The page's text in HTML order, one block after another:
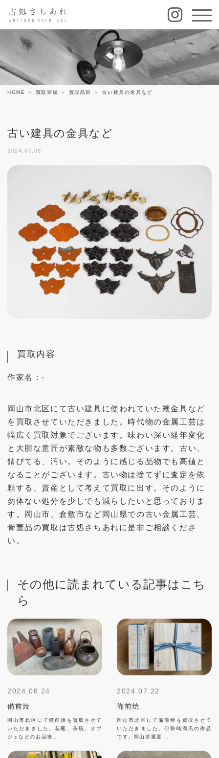
HOME 買取実績 買取品目 古い建具の金具など
古い建具の金具など
2024.07.05
買取内容
作家名：-
岡山市北区にて古い建具に使われていた襖金具など
を買取させていただきました。時代物の金属工芸は
幅広く買取対象でございます。味わい深い経年変化
と大胆な意匠が素敵な物も多数ございます。古い、
錆びてる、汚い。そのように感じる品物でも高値と
なることがございます。古い物は捨てずに査定を依
頼する、資産として考えて買取に出す。そのように
勿体ない処分を少しでも減らしたいと思っておりま
す。岡山市、倉敷市など岡山県での古い金属工芸、
骨董品の買取は古処さちあれに是非ご相談くださ
い。
その他に読まれている記事はこち
ら
2024.08.24
備前焼
岡山市北区にて備前焼を買取させて
いただきました。花瓶、茶碗、オブ
ジェなどのお品物...
2024.07.22
備前焼
岡山市北区にて備前焼を買取させて
いただきました。伊勢崎満氏の作品
です。岡山県重要...